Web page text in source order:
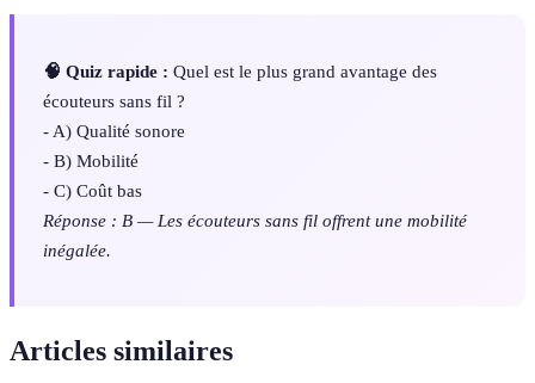
🧠 Quiz rapide : Quel est le plus grand avantage des
écouteurs sans fil ?
- A) Qualité sonore
- B) Mobilité
- C) Coût bas
Réponse : B — Les écouteurs sans fil offrent une mobilité
inégalée.
Articles similaires